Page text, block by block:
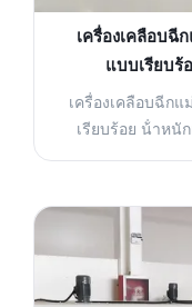
เครื่องเคลือบฉี
แบบเรียบร้
เครื่องเคลือบฉีกแ
เรียบร้อย น้ําหนั
ระบบการเคลือบส
เป็นระบบปิดที่
ปั๊มการวัดความแ
เคลือบสล็อต: น้ําห